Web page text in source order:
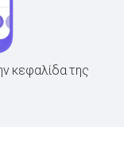
κεφαλίδα της